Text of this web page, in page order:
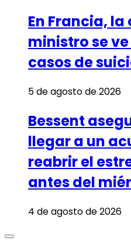
En Francia,
ministro se
casos de
5 de agosto de 2026
Bessent
llegar a un
reabrir el
antes del
4 de agosto de 2026